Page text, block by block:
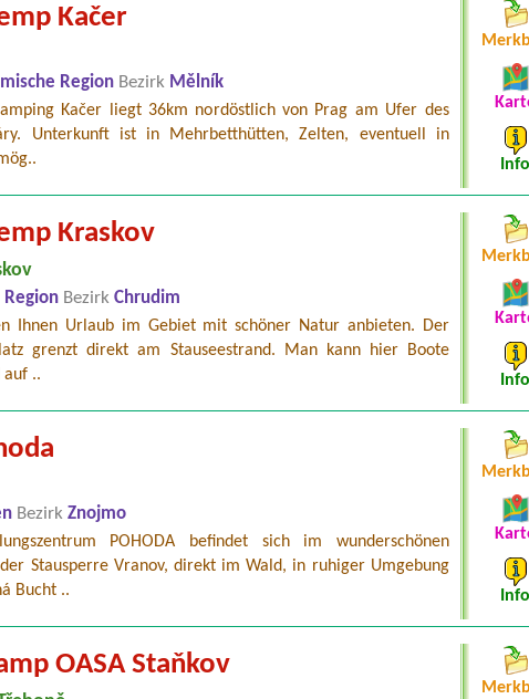
Kačer
Region Bezirk Mělník
Kačer liegt 36km nordöstlich von Prag am Ufer des
Unterkunft ist in Mehrbetthütten, Zelten, eventuell in
Info
Kraskov
Region Bezirk Chrudim
Ihnen Urlaub im Gebiet mit schöner Natur anbieten. Der
grenzt direkt am Stauseestrand. Man kann hier Boote
auf ..
Info
Bezirk Znojmo
POHODA befindet sich im wunderschönen
Stausperre Vranov, direkt im Wald, in ruhiger Umgebung
Bucht ..
Info
OASA Staňkov